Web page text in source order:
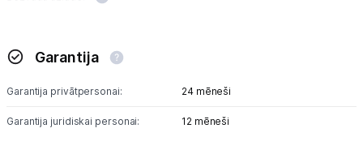
Garantija
Garantija privātpersonai: 24 mēneši
Garantija juridiskai personai: 12 mēneši